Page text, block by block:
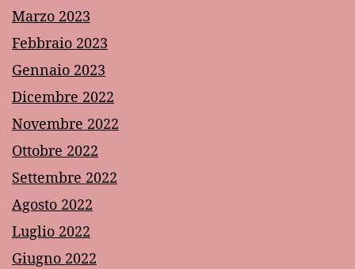
Marzo 2023
Febbraio 2023
Gennaio 2023
Dicembre 2022
Novembre 2022
Ottobre 2022
Settembre 2022
Agosto 2022
Luglio 2022
Giugno 2022